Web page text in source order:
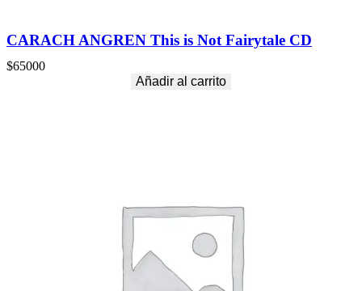
CARACH ANGREN This is Not Fairytale CD
$65000
Añadir al carrito